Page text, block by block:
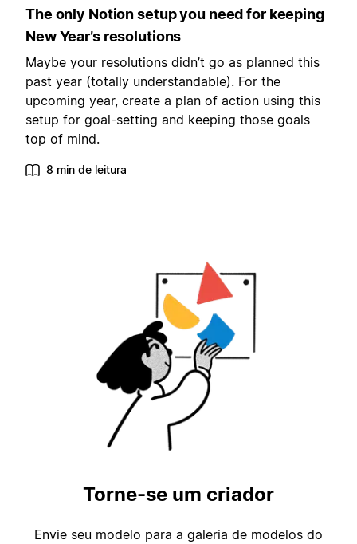
The only Notion setup you need for keeping
New Year’s resolutions
Maybe your resolutions didn’t go as planned this
past year (totally understandable). For the
upcoming year, create a plan of action using this
setup for goal-setting and keeping those goals
top of mind.
8 min de leitura
Torne-se um criador
Envie seu modelo para a galeria de modelos do